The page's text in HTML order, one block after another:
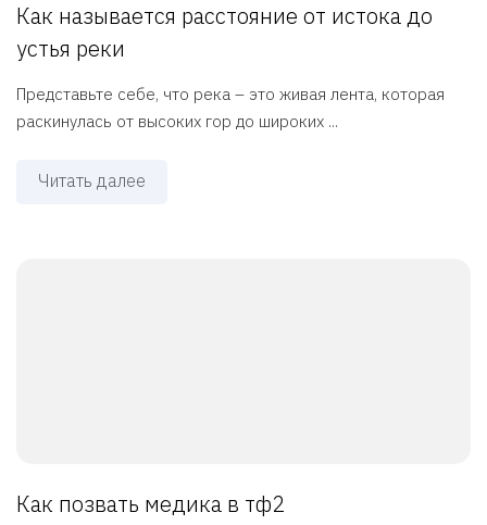
Как называется расстояние от истока до
устья реки
Представьте себе, что река – это живая лента, которая
раскинулась от высоких гор до широких ...
Читать далее
Как позвать медика в тф2